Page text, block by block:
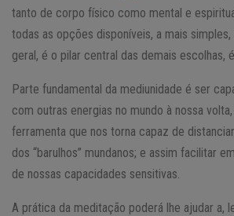
tanto de corpo físico como mental e
todas as opções disponíveis, a mais
geral, é o pilar central das demais escolhas,
Parte fundamental da mediunidade é ser
com outras energias no mundo à nossa
ferramenta que nos torna capaz de
dos “barulhos” mundanos; e assim facilitar
de nossas capacidades sensitivas.
A prática da meditação poderá lhe ajudar a,